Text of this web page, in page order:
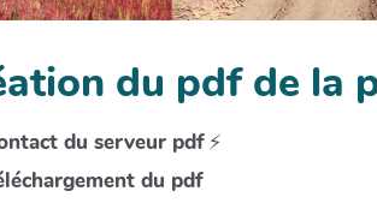
du pdf de la
du serveur pdf ⚡
du pdf